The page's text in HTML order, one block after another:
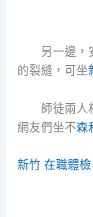
另一邊，
的裂縫，可坐
師徒兩人
網友們坐不森
新竹 在職體檢